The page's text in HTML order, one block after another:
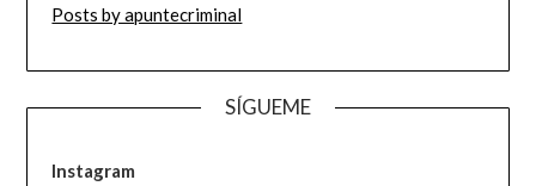
Posts by apuntecriminal
SÍGUEME
Instagram